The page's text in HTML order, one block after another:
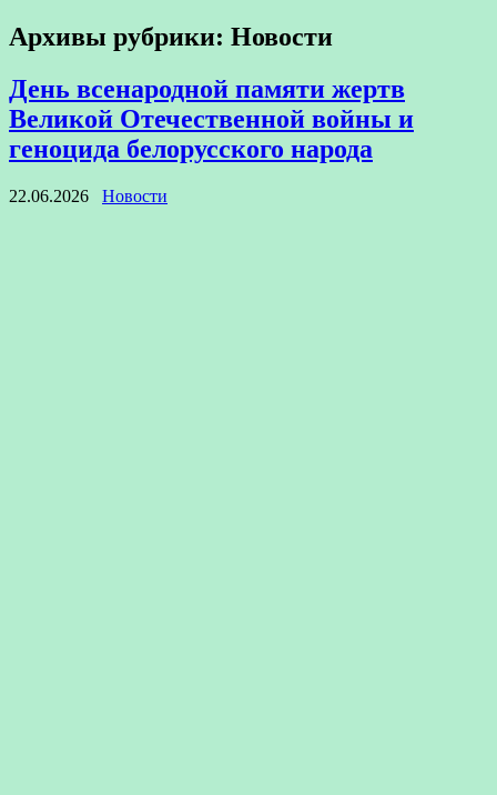
Архивы рубрики: Новости
День всенародной памяти жертв
Великой Отечественной войны и
геноцида белорусского народа
22.06.2026 Новости